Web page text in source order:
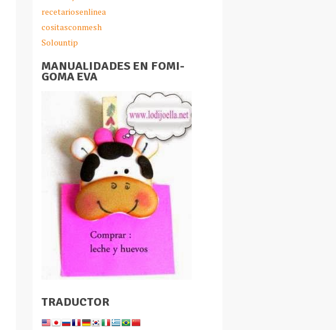
recetariosenlinea
cositasconmesh
Solountip
MANUALIDADES EN FOMI-
GOMA EVA
TRADUCTOR